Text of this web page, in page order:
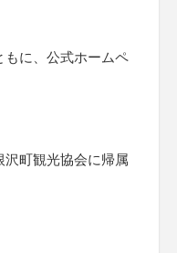
もに、公式ホームペ
沢町観光協会に帰属